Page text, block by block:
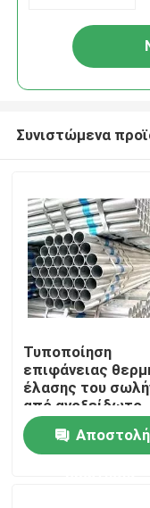
Σπίτι
Σχετικά με εμάς
Συνιστώμενα
Τυποποίηση
επιφάνειας
έλασης του
από ανοξείδωτο
χάλυβα 316 του
Αποστολή